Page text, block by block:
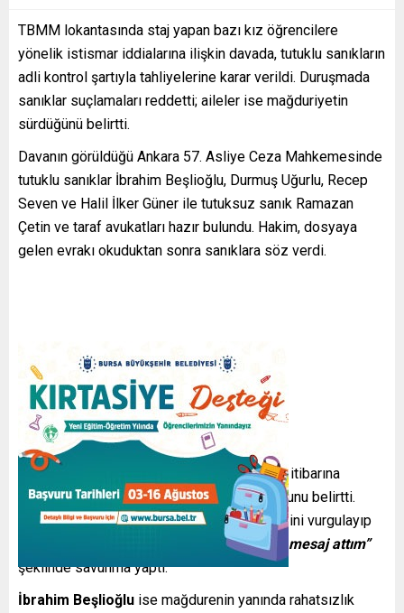
TBMM lokantasında staj yapan bazı kız öğrencilere
yönelik istismar iddialarına ilişkin davada, tutuklu sanıkların
adli kontrol şartıyla tahliyelerine karar verildi. Duruşmada
sanıklar suçlamaları reddetti; aileler ise mağduriyetin
sürdüğünü belirtti.
Davanın görüldüğü Ankara 57. Asliye Ceza Mahkemesinde
tutuklu sanıklar İbrahim Beşlioğlu, Durmuş Uğurlu, Recep
Seven ve Halil İlker Güner ile tutuksuz sanık Ramazan
Çetin ve taraf avukatları hazır bulundu. Hakim, dosyaya
gelen evrakı okuduktan sonra sanıklara söz verdi.
Sanık beyanları
Durmuş Uğurlu
, suçlamaların kariyerine ve itibarına
yönelik olduğunu söyleyerek mağdur olduğunu belirtti.
Uğurlu, 15 yıldır yüzlerce öğrenci yetiştirdiğini vurgulayıp
“Canım sıkıldığı için mesaj attım”
şeklinde savunma yaptı.
İbrahim Beşlioğlu ise mağdurenin yanında rahatsızlık